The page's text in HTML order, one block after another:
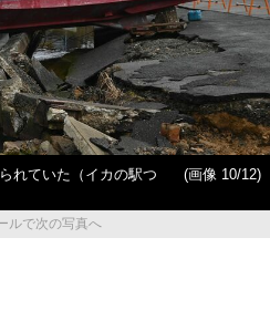
れていた（イカの駅つ
(画像 10/12)
ルで次の写真へ